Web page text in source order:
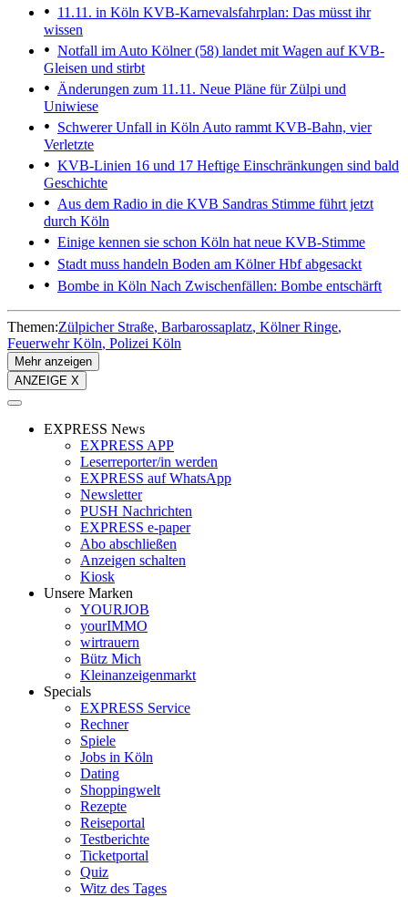
11.11. in Köln KVB-Karnevalsfahrplan: Das müsst ihr
wissen
Notfall im Auto Kölner (58) landet mit Wagen auf KVB-
Gleisen und stirbt
Änderungen zum 11.11. Neue Pläne für Zülpi und
Uniwiese
Schwerer Unfall in Köln Auto rammt KVB-Bahn, vier
Verletzte
KVB-Linien 16 und 17 Heftige Einschränkungen sind bald
Geschichte
Aus dem Radio in die KVB Sandras Stimme führt jetzt
durch Köln
Einige kennen sie schon Köln hat neue KVB-Stimme
Stadt muss handeln Boden am Kölner Hbf abgesackt
Bombe in Köln Nach Zwischenfällen: Bombe entschärft
Themen:Zülpicher Straße Barbarossaplatz Kölner Ringe
Feuerwehr Köln Polizei Köln
Mehr anzeigen
ANZEIGE X
EXPRESS News
EXPRESS APP
Leserreporter/in werden
EXPRESS auf WhatsApp
Newsletter
PUSH Nachrichten
EXPRESS e-paper
Abo abschließen
Anzeigen schalten
Kiosk
Unsere Marken
YOURJOB
yourIMMO
wirtrauern
Bütz Mich
Kleinanzeigenmarkt
Specials
EXPRESS Service
Rechner
Spiele
Jobs in Köln
Dating
Shoppingwelt
Rezepte
Reiseportal
Testberichte
Ticketportal
Quiz
Witz des Tages